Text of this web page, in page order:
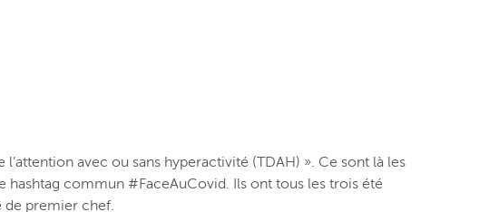
avec ou sans hyperactivité (TDAH) ». Ce sont là les
hashtag commun #FaceAuCovid. Ils ont tous les trois été
de premier chef.